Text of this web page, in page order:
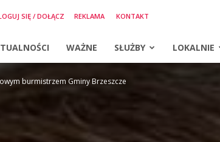
SIĘ / DOŁĄCZ REKLAMA KONTAKT
WAŻNE SŁUŻBY LOKALNIE
burmistrzem Gminy Brzeszcze